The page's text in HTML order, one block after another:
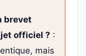
brevet
officiel ? :
mais